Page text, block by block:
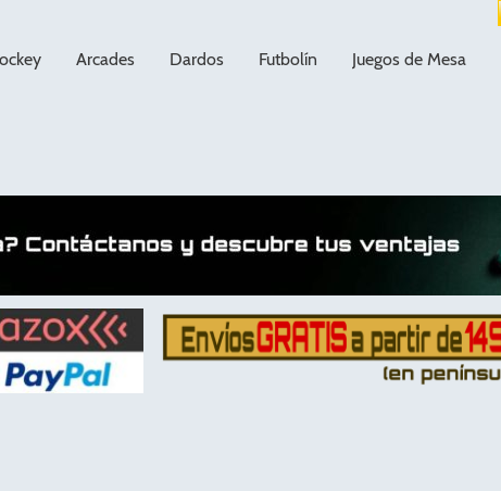
Arcades Dardos Futbolín Juegos de Mesa